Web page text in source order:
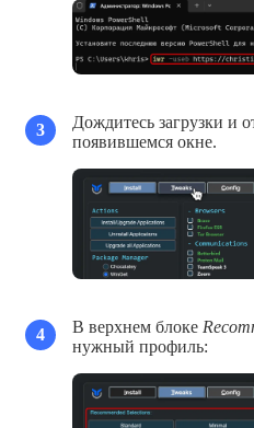
3 Дождитесь загрузки и
появившемся окне.
4 В верхнем блоке
нужный профиль: